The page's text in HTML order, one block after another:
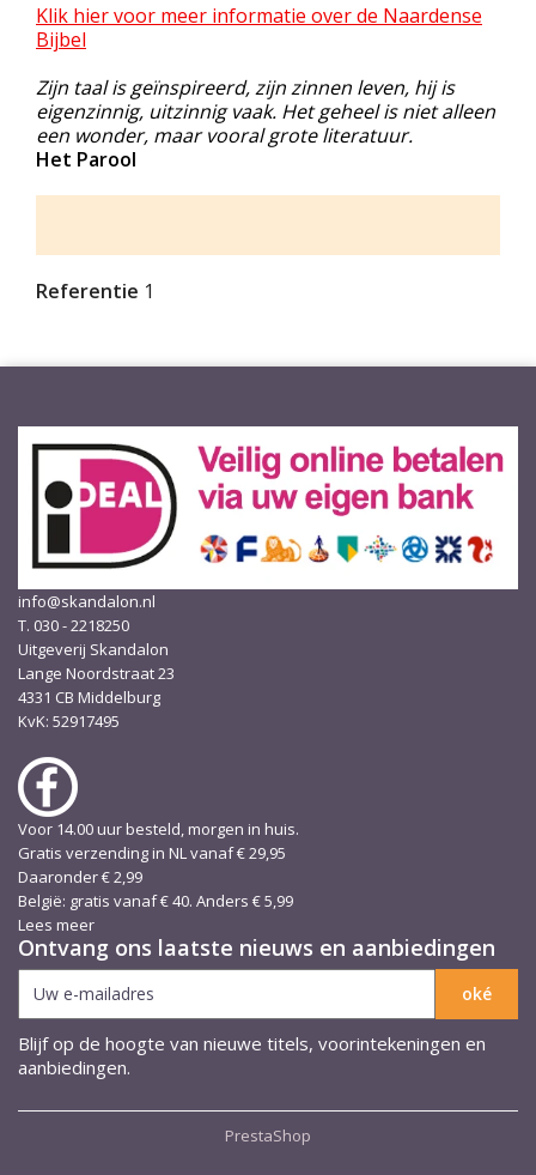
Klik hier voor meer informatie over de Naardense
Bijbel
Zijn taal is geïnspireerd, zijn zinnen leven, hij is
eigenzinnig, uitzinnig vaak. Het geheel is niet alleen
een wonder, maar vooral grote literatuur.
Het Parool
Referentie 1
info@skandalon.nl
T. 030 - 2218250
Uitgeverij Skandalon
Lange Noordstraat 23
4331 CB Middelburg
KvK: 52917495
Voor 14.00 uur besteld, morgen in huis.
Gratis verzending in NL vanaf € 29,95
Daaronder € 2,99
België: gratis vanaf € 40. Anders € 5,99
Lees meer
Ontvang ons laatste nieuws en aanbiedingen
Blijf op de hoogte van nieuwe titels, voorintekeningen en
aanbiedingen.
PrestaShop